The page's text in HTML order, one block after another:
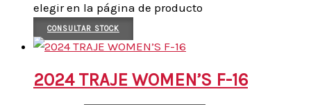
elegir en la página de producto
CONSULTAR STOCK
2024 TRAJE WOMEN’S F-16